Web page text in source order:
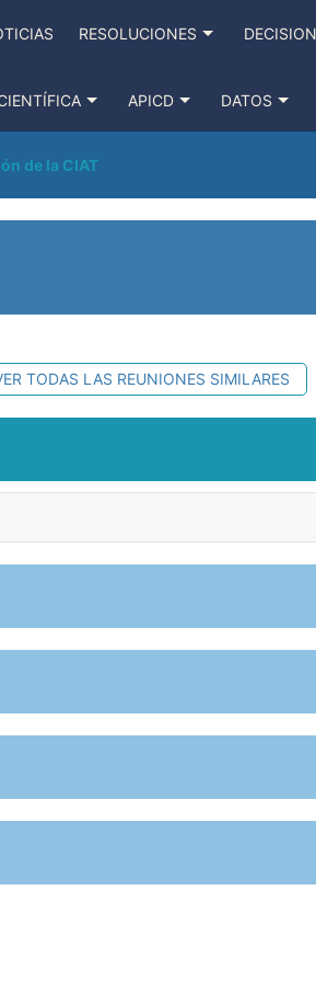
RESOLUCIONES
APICD DATOS
de la CIAT
TODAS LAS REUNIONES SIMILARES